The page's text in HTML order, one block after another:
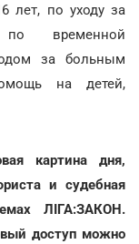
лет, по уходу за
временной
за больным
на детей,
картина дня,
и судебная
ЛІГА:ЗАКОН.
доступ можно